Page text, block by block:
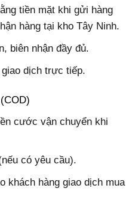
tiền mặt khi gửi hàng
hàng tại kho Tây Ninh.
biên nhận đầy đủ.
dịch trực tiếp.
cước vận chuyển khi
có yêu cầu).
khách hàng giao dịch mua